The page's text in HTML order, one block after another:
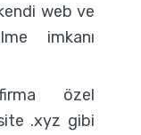
web ve
imkanı
özel
.xyz gibi